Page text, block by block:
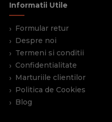
Informatii Utile
Formular retur
Despre noi
Termeni si conditii
Confidentialitate
Marturiile clientilor
Politica de Cookies
Blog